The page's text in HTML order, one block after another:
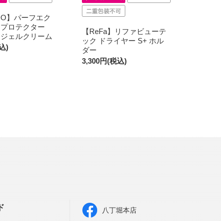
】パーフエク
ロテクター
ェルクリーム
)
【ReFa】リファビューテ
ック ドライヤー S+ ホル
ダー
3,300円(税込)
八丁堀本店